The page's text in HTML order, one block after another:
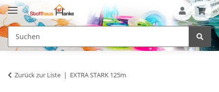
Zurück zur Liste EXTRA STARK 125m